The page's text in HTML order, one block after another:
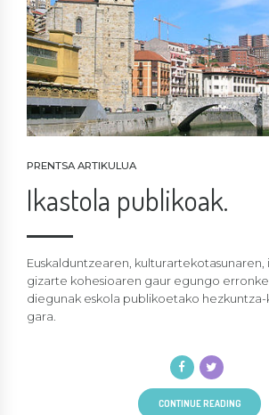
PRENTSA ARTIKULUA
Ikastola publikoak.
Euskalduntzearen, kulturartekotasunaren,
gizarte kohesioaren gaur egungo
diegunak eskola publikoetako
gara.
CONTINUE READING